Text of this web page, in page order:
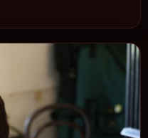
观影或类型片补片的选择。